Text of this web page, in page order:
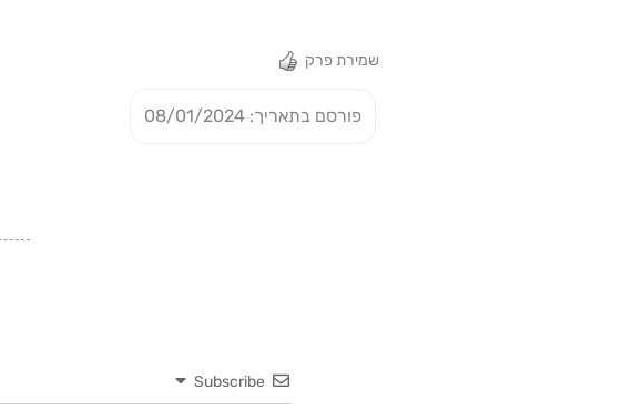
שמירת פרק
פורסם בתאריך: 08/01/2024
Subscribe